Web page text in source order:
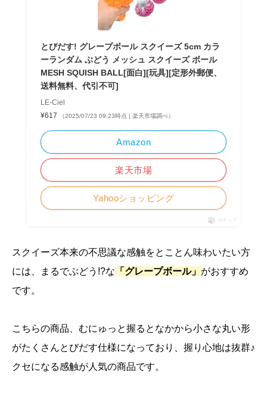
とびだす! グレープボール スクイーズ 5cm カラ
ーランダム ぶどう メッシュ スクイーズ ボール
MESH SQUISH BALL[面白][玩具][定形外郵便、
送料無料、代引不可]
LE-Ciel
¥617
（2025/07/23 09:23時点 | 楽天市場調べ）
Amazon
楽天市場
Yahooショッピング
ポチップ
スクイーズ本来の不思議な感触をとことん味わいたい方
には、まるでぶどう!?な 「グレープボール」 がおすすめ
です。
こちらの商品、むにゅっと握るとなかから小さな丸い形
がたくさんとびだす仕様になっており、握り心地は抜群♪
クセになる感触が人気の商品です。